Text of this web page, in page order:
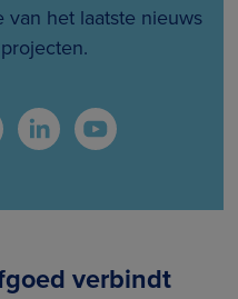
het laatste nieuws
verbindt